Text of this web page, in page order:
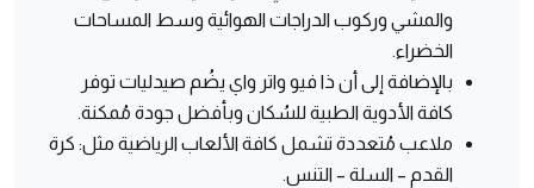
والمشي وركوب الدراجات الهوائية وسط المساحات
الخضراء.
بالإضافة إلى أن ذا فيو واتر واي يضُم صيدليات توفر
كافة الأدوية الطبية للسُكان وبأفضل جودة مُمكنة.
ملاعب مُتعددة تشمل كافة الألعاب الرياضية مثل: كرة
القدم – السلة – التنس.